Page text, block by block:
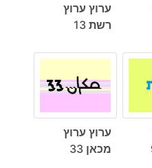
ערוץ ערוץ
רשת 13
ערוץ ערוץ
מכאן 33